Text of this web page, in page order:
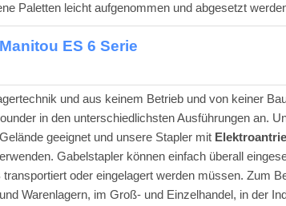
Paletten leicht aufgenommen und abgesetzt
ES 6 Serie
und aus keinem Betrieb und von keiner
in den unterschiedlichsten Ausführungen an.
geeignet und unsere Stapler mit
Gabelstapler können einfach überall
oder eingelagert werden müssen. Zum
Warenlagern, im Groß- und Einzelhandel, in der